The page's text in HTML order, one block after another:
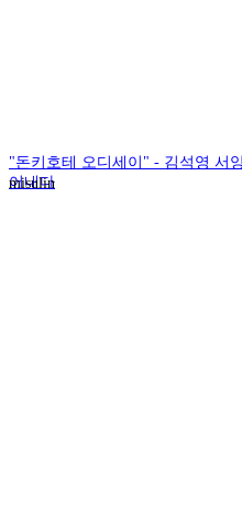
"돈키호테 오디세이" - 김석영 서
어내다
misulin